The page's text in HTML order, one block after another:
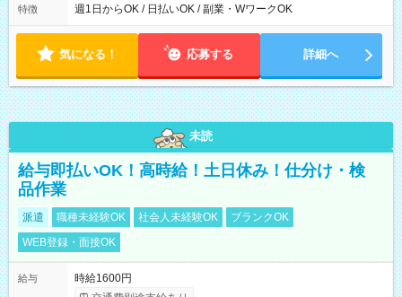
能！ └平日・土曜日の中で、お好きな曜日でご勤務いただけま
18:00 などのように、自由な働き方が可能なお仕事です！
特徴 週1日からOK / 日払いOK / 副業・WワークOK
気になる！ 応募する 詳細へ
未読
給与即払いOK！高時給！土日休み！仕分け・検
品作業
派遣 職種未経験OK 社会人未経験OK
ブランクOK
WEB登録・面接OK
給与
時給1600円